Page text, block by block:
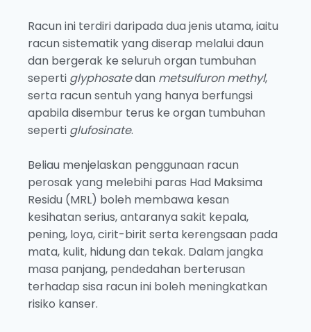
Racun ini terdiri daripada dua jenis utama, iaitu
racun sistematik yang diserap melalui daun
dan bergerak ke seluruh organ tumbuhan
seperti glyphosatedan metsulfuron methyl,
serta racun sentuh yang hanya berfungsi
apabila disembur terus ke organ tumbuhan
seperti glufosinate.
Beliau menjelaskan penggunaan racun
perosak yang melebihi paras Had Maksima
Residu (MRL) boleh membawa kesan
kesihatan serius, antaranya sakit kepala,
pening, loya, cirit-birit serta kerengsaan pada
mata, kulit, hidung dan tekak. Dalam jangka
masa panjang, pendedahan berterusan
terhadap sisa racun ini boleh meningkatkan
risiko kanser.